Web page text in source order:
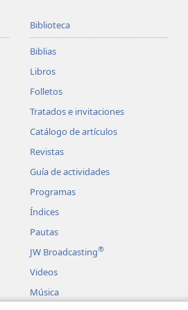
Biblioteca
Biblias
Libros
Folletos
Tratados e invitaciones
Catálogo de artículos
Revistas
Guía de actividades
Programas
Índices
Pautas
JW Broadcasting®
Videos
Música